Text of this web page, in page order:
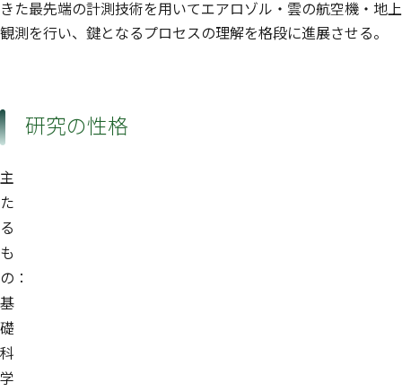
きた最先端の計測技術を用いてエアロゾル・雲の航空機・地上
観測を行い、鍵となるプロセスの理解を格段に進展させる。
研究の性格
主
た
る
も
の：
基
礎
科
学